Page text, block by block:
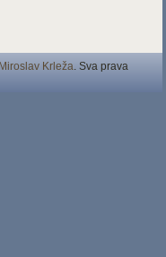
Krleža. Sva prava